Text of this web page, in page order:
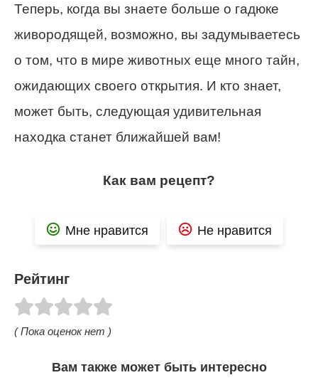
Теперь, когда вы знаете больше о гадюке
живородящей, возможно, вы задумываетесь
о том, что в мире животных еще много тайн,
ожидающих своего открытия. И кто знает,
может быть, следующая удивительная
находка станет ближайшей вам!
Как вам рецепт?
Мне нравится Не нравится
Рейтинг
( Пока оценок нет )
Вам также может быть интересно